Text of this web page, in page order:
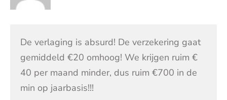
De verlaging is absurd! De verzekering gaat
gemiddeld €20 omhoog! We krijgen ruim €
40 per maand minder, dus ruim €700 in de
min op jaarbasis!!!